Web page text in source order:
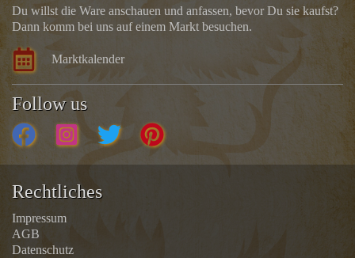
Du willst die Ware anschauen und anfassen, bevor Du sie kaufst?
Dann komm bei uns auf einem Markt besuchen.
Marktkalender
Follow us
Rechtliches
Impressum
AGB
Datenschutz